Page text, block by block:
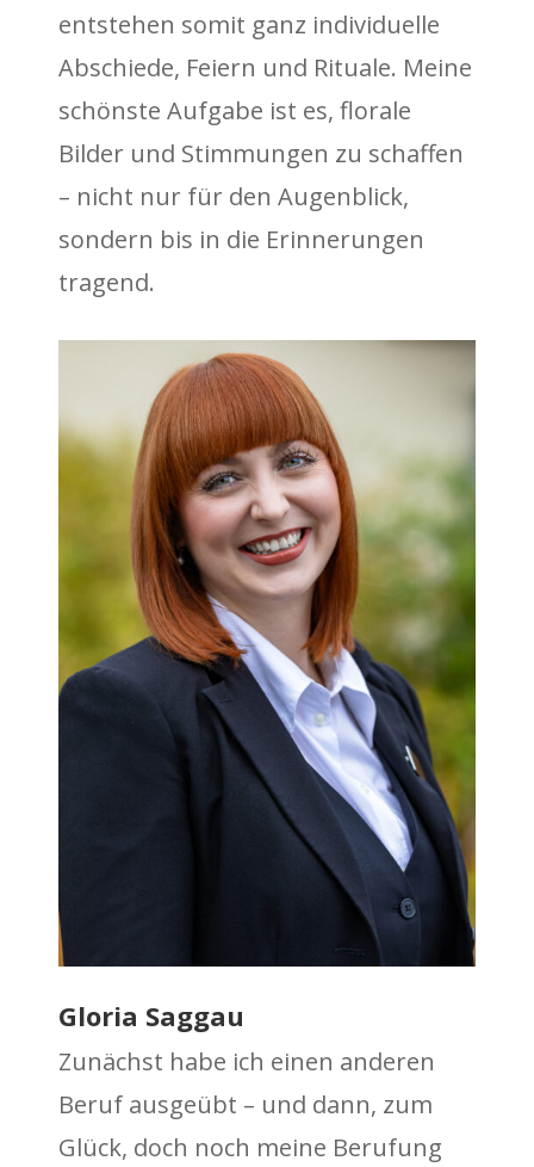
entstehen somit ganz individuelle
Abschiede, Feiern und Rituale. Meine
schönste Aufgabe ist es, florale
Bilder und Stimmungen zu schaffen
– nicht nur für den Augenblick,
sondern bis in die Erinnerungen
tragend.
Gloria Saggau
Zunächst habe ich einen anderen
Beruf ausgeübt – und dann, zum
Glück, doch noch meine Berufung